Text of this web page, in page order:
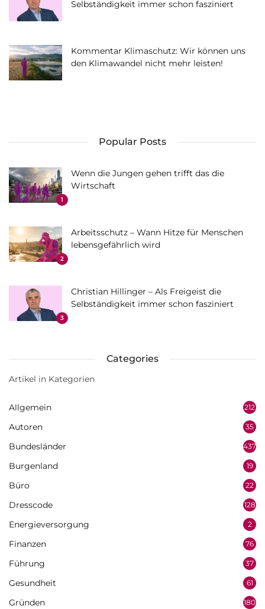
Selbständigkeit immer schon fasziniert
Kommentar Klimaschutz: Wir können uns
den Klimawandel nicht mehr leisten!
Popular Posts
1
Wenn die Jungen gehen trifft das die
Wirtschaft
2
Arbeitsschutz – Wann Hitze für Menschen
lebensgefährlich wird
3
Christian Hillinger – Als Freigeist die
Selbständigkeit immer schon fasziniert
Categories
Artikel in Kategorien
Allgemein 212
Autoren 35
Bundesländer 437
Burgenland 19
Büro 22
Dresscode 128
Energieversorgung 2
Finanzen 76
Führung 37
Gesundheit 61
Gründen 180